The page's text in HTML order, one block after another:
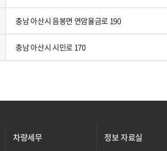
충남 아산시 음봉면 연암율금로 190
충남 아산시 시민로 170
차량세무 정보 자료실